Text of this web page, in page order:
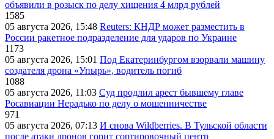
объявили в розыск по делу хищения 4 млрд рублей
1585
05 августа 2026, 15:48 Reuters: КНДР может разместить в
России ракетное подразделение для ударов по Украине
1173
05 августа 2026, 15:01 Под Екатеринбургом взорвали машину
создателя дрона «Упырь», водитель погиб
1088
05 августа 2026, 11:03 Суд продлил арест бывшему главе
Росавиации Нерадько по делу о мошенничестве
971
05 августа 2026, 07:13 И снова Wildberries. В Тульской области
после атаки дронов горит сортировочный центр